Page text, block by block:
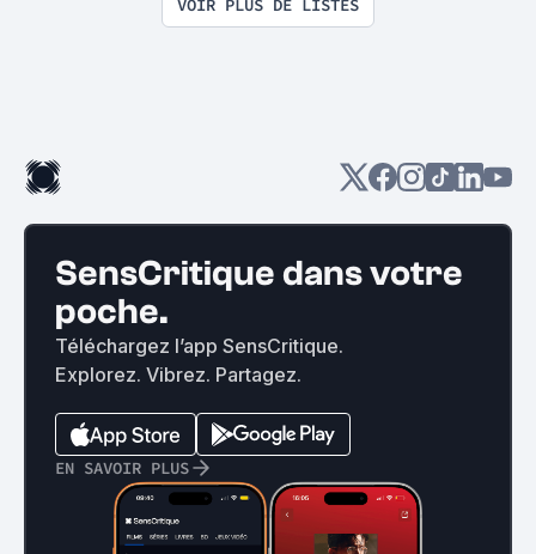
VOIR PLUS DE LISTES
SensCritique dans votre
poche.
Téléchargez l’app SensCritique.
Explorez. Vibrez. Partagez.
EN SAVOIR PLUS